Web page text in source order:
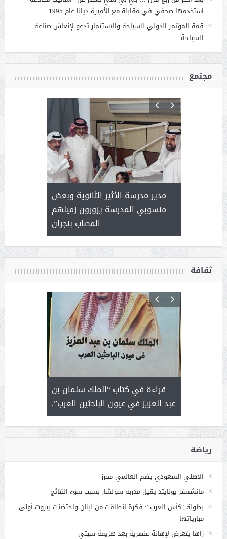
استخدمها صحفي في مقابلة مع الأميرة ديانا عام 1995
قمة المؤتمر الدولي للسياحة والاستثمار تدعو لإنعاش صناعة
السياحة
مجتمع
( محمد
مدير مدرسة الأثير الثانوية وبعض
منسوبي المدرسة يزورون زميلهم
المصاب بنجران
) .. ميراث
ثقافة
قراءة في كتاب “الملك سلمان بن
عبد العزيز في عيون الباحثين العرب”.
لايعرف
رياضة
الاهلي السعودي يضم العالمي محرز
مانشستر يونايتد يقيل مدربه سولشار بسبب سوء النتائج
بطولة “كأس العرب”: فكرة انطلقت من لبنان واحتضنت بيروت أولى
مبارياتها
زاها يتعرض لإهانة عنصرية بعد هزيمة سيتي